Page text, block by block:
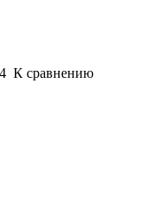
4 К сравнению